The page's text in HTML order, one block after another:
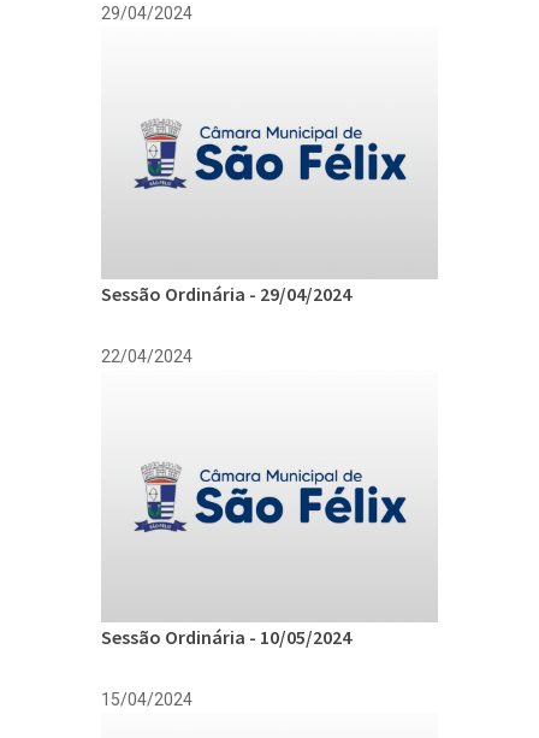
29/04/2024
Sessão Ordinária - 29/04/2024
22/04/2024
Sessão Ordinária - 10/05/2024
15/04/2024